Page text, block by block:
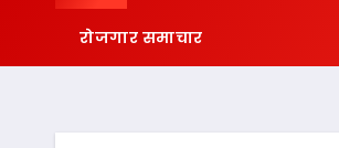
रोजगार समाचार